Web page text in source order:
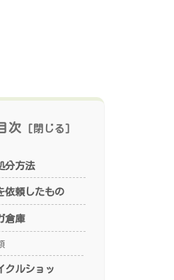
次
分方法
依頼したもの
倉庫
クルショッ